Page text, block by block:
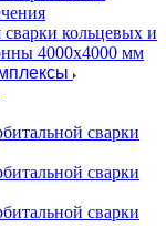
кольцевых и
4000x4000 мм
сварки
сварки
сварки